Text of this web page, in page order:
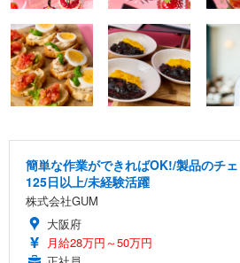
簡単な作業ができればOK!/製品のチ
125日以上/未経験活躍
株式会社GUM
大阪府
月給28万円～50万円